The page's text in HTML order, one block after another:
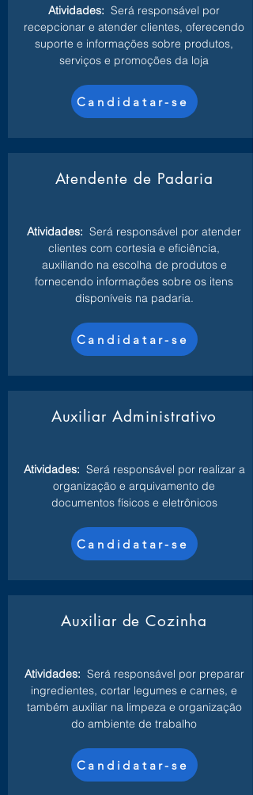
Atividades: Será responsável por
recepcionar e atender clientes, oferecendo
suporte e informações sobre produtos,
serviços e promoções da loja
Candidatar-se
Atendente de Padaria
Atividades: Será responsável por atender
clientes com cortesia e eficiência,
auxiliando na escolha de produtos e
fornecendo informações sobre os itens
disponíveis na padaria.
Candidatar-se
Auxiliar Administrativo
Atividades: Será responsável por realizar a
organização e arquivamento de
documentos físicos e eletrônicos
Candidatar-se
Auxiliar de Cozinha
Atividades: Será responsável por preparar
ingredientes, cortar legumes e carnes, e
também auxiliar na limpeza e organização
do ambiente de trabalho
Candidatar-se